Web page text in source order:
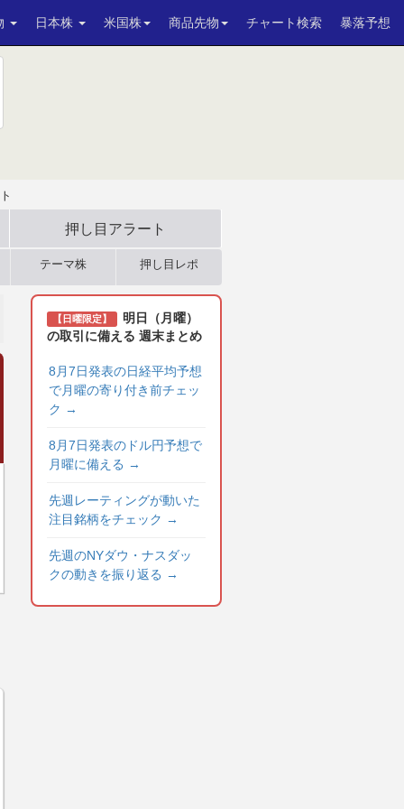
日本株 米国株 商品先物 チャート検索 暴落予想
押し目アラート
テーマ株 押し目レポ
【日曜限定】
明日（月曜）
の取引に備える 週末まとめ
8月7日発表の日経平均予想
で月曜の寄り付き前チェッ
ク →
8月7日発表のドル円予想で
月曜に備える →
先週レーティングが動いた
注目銘柄をチェック →
先週のNYダウ・ナスダッ
クの動きを振り返る →